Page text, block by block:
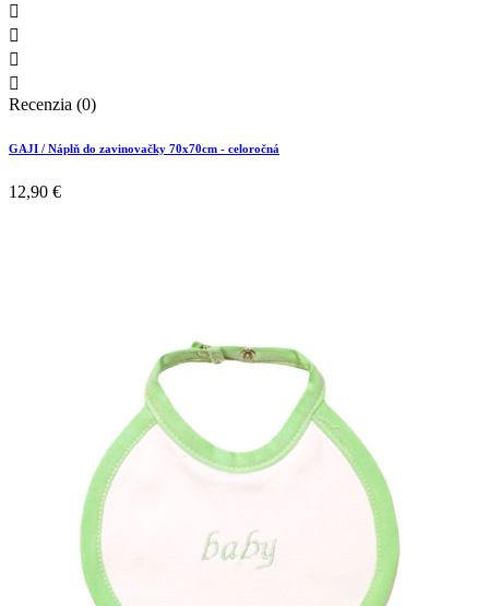




Recenzia (0)
GAJI / Náplň do zavinovačky 70x70cm - celoročná
12,90 €